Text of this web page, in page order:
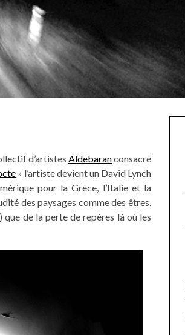
d’artistes Aldebaranconsacré
» l’artiste devient un David Lynch
pour la Grèce, l’Italie et la
des paysages comme des êtres.
de la perte de repères là où les